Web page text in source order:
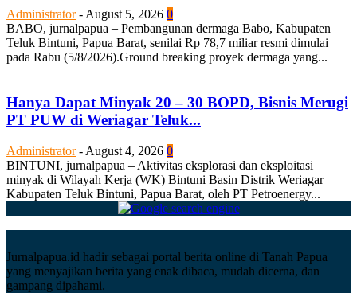
Administrator - August 5, 2026 0
BABO, jurnalpapua – Pembangunan dermaga Babo, Kabupaten
Teluk Bintuni, Papua Barat, senilai Rp 78,7 miliar resmi dimulai
pada Rabu (5/8/2026).Ground breaking proyek dermaga yang...
Hanya Dapat Minyak 20 – 30 BOPD, Bisnis Merugi
PT PUW di Weriagar Teluk...
Administrator - August 4, 2026 0
BINTUNI, jurnalpapua – Aktivitas eksplorasi dan eksploitasi
minyak di Wilayah Kerja (WK) Bintuni Basin Distrik Weriagar
Kabupaten Teluk Bintuni, Papua Barat, oleh PT Petroenergy...
Jurnalpapua.id hadir sebagai portal berita online di Tanah Papua
yang menyajikan berita yang enak dibaca, mudah dicerna, dan
gampang dipahami.